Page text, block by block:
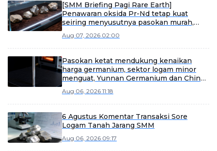
[SMM Briefing Pagi Rare Earth]
Penawaran oksida Pr-Nd tetap kuat
seiring menyusutnya pasokan murah,
rare earth menengah-berat sedikit
melemah.
Aug 07, 2026 02:00
Pasokan ketat mendukung kenaikan
harga germanium, sektor logam minor
menguat, Yunnan Germanium dan China
kenaikan [SMM Flash]
Aug 06, 2026 11:18
6 Agustus Komentar Transaksi Sore
Logam Tanah Jarang SMM
Aug 06, 2026 09:17